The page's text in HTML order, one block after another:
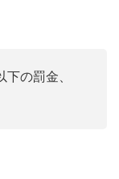
の罰金、